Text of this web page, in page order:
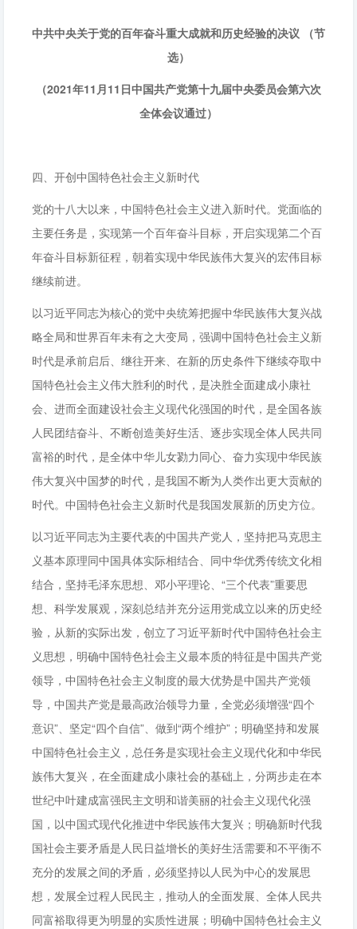
中共中央关于党的百年奋斗重大成就和历史经验的决议 （节
选）
（2021年11月11日中国共产党第十九届中央委员会第六次
全体会议通过）
四、开创中国特色社会主义新时代
党的十八大以来，中国特色社会主义进入新时代。党面临的
主要任务是，实现第一个百年奋斗目标，开启实现第二个百
年奋斗目标新征程，朝着实现中华民族伟大复兴的宏伟目标
继续前进。
以习近平同志为核心的党中央统筹把握中华民族伟大复兴战
略全局和世界百年未有之大变局，强调中国特色社会主义新
时代是承前启后、继往开来、在新的历史条件下继续夺取中
国特色社会主义伟大胜利的时代，是决胜全面建成小康社
会、进而全面建设社会主义现代化强国的时代，是全国各族
人民团结奋斗、不断创造美好生活、逐步实现全体人民共同
富裕的时代，是全体中华儿女勠力同心、奋力实现中华民族
伟大复兴中国梦的时代，是我国不断为人类作出更大贡献的
时代。中国特色社会主义新时代是我国发展新的历史方位。
以习近平同志为主要代表的中国共产党人，坚持把马克思主
义基本原理同中国具体实际相结合、同中华优秀传统文化相
结合，坚持毛泽东思想、邓小平理论、“三个代表”重要思
想、科学发展观，深刻总结并充分运用党成立以来的历史经
验，从新的实际出发，创立了习近平新时代中国特色社会主
义思想，明确中国特色社会主义最本质的特征是中国共产党
领导，中国特色社会主义制度的最大优势是中国共产党领
导，中国共产党是最高政治领导力量，全党必须增强“四个
意识”、坚定“四个自信”、做到“两个维护”；明确坚持和发展
中国特色社会主义，总任务是实现社会主义现代化和中华民
族伟大复兴，在全面建成小康社会的基础上，分两步走在本
世纪中叶建成富强民主文明和谐美丽的社会主义现代化强
国，以中国式现代化推进中华民族伟大复兴；明确新时代我
国社会主要矛盾是人民日益增长的美好生活需要和不平衡不
充分的发展之间的矛盾，必须坚持以人民为中心的发展思
想，发展全过程人民民主，推动人的全面发展、全体人民共
同富裕取得更为明显的实质性进展；明确中国特色社会主义